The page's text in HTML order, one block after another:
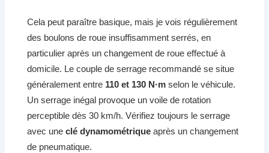
Cela peut paraître basique, mais je vois régulièrement
des boulons de roue insuffisamment serrés, en
particulier après un changement de roue effectué à
domicile. Le couple de serrage recommandé se situe
généralement entre 110 et 130 N·m selon le véhicule.
Un serrage inégal provoque un voile de rotation
perceptible dès 30 km/h. Vérifiez toujours le serrage
avec uneclé dynamométrique après un changement
de pneumatique.